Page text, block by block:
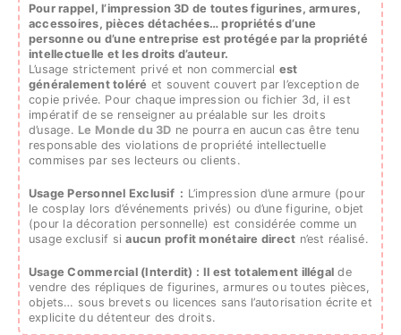
Pour rappel, l’impression 3D de toutes figurines, armures,
accessoires, pièces détachées…propriétés d’une
personne ou d’une entreprise est protégée par la propriété
intellectuelle et les droits d’auteur.
L’usage strictement privé et non commercial est
généralement toléré et souvent couvert par l’exception de
copie privée. Pour chaque impression ou fichier 3d, il est
impératif de se renseigner au préalable sur les droits
d’usage. Le Monde du 3D ne pourra en aucun cas être tenu
responsable des violations de propriété intellectuelle
commises par ses lecteurs ou clients.
Usage Personnel Exclusif : L’impression d’une armure (pour
le cosplay lors d’événements privés) ou d’une figurine, objet
(pour la décoration personnelle) est considérée comme un
usage exclusif siaucun profit monétaire direct n’est réalisé.
Usage Commercial (Interdit) : Il est totalement illégal de
vendre des répliques de figurines, armures ou toutes pièces,
objets… sous brevets ou licences sans l’autorisation écrite et
explicite du détenteur des droits.